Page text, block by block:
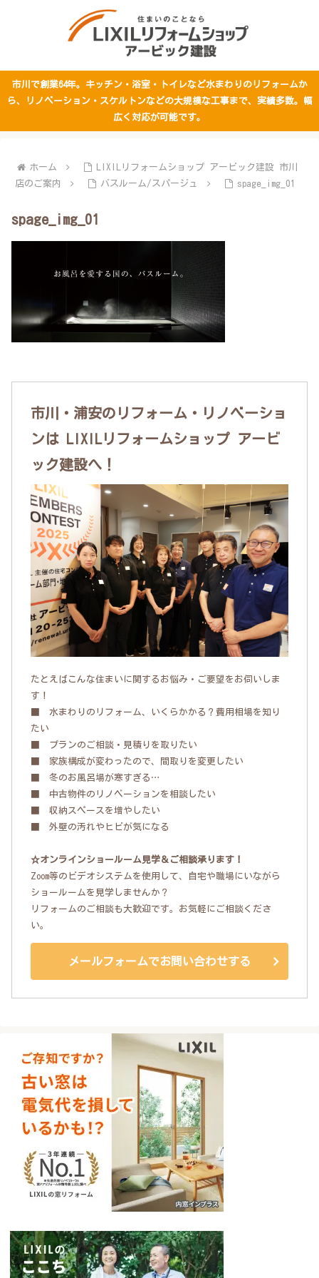
市川で創業64年。キッチン・浴室・トイレなど水まわりのリフォームか
ら、リノベーション・スケルトンなどの大規模な工事まで、実績多数。幅
広く対応が可能です。
ホーム
LIXILリフォームショップ アービック建設 市川
店のご案内
バスルーム/スパージュ spage_img_01
spage_img_01
市川・浦安のリフォーム・リノベーショ
ンは LIXILリフォームショップ アービ
ック建設へ！
たとえばこんな住まいに関するお悩み・ご要望をお伺いしま
す！
■ 水まわりのリフォーム、いくらかかる？費用相場を知り
たい
■ プランのご相談・見積りを取りたい
■ 家族構成が変わったので、間取りを変更したい
■ 冬のお風呂場が寒すぎる…
■ 中古物件のリノベーションを相談したい
■ 収納スペースを増やしたい
■ 外壁の汚れやヒビが気になる
☆オンラインショールーム見学＆ご相談承ります！
Zoom等のビデオシステムを使用して、自宅や職場にいながら
ショールームを見学しませんか？
リフォームのご相談も大歓迎です。お気軽にご相談くださ
い。
メールフォームでお問い合わせする